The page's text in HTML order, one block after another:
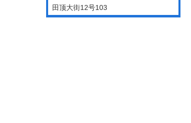
田顶大街12号103